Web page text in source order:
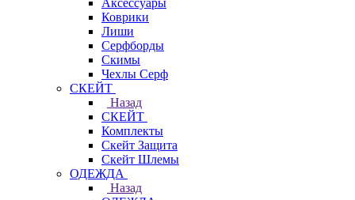
Аксессуары
Коврики
Лиши
Серфборды
Скимы
Чехлы Cерф
СКЕЙТ
Назад
СКЕЙТ
Комплекты
Скейт Защита
Скейт Шлемы
ОДЕЖДА
Назад